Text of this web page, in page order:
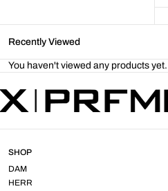
Recently Viewed
You haven't viewed any products yet.
SHOP
DAM
HERR